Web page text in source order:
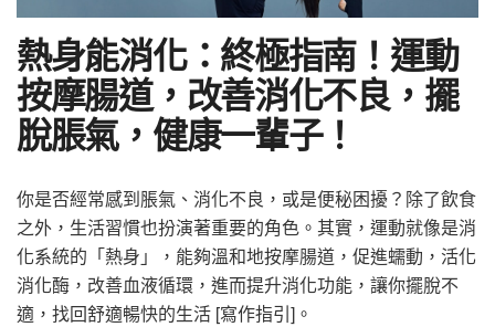
熱身能消化：終極指南！運動
按摩腸道，改善消化不良，擺
脫脹氣，健康一輩子！
你是否經常感到脹氣、消化不良，或是便秘困擾？除了飲食
之外，生活習慣也扮演著重要的角色。其實，運動就像是消
化系統的「熱身」，能夠溫和地按摩腸道，促進蠕動，活化
消化酶，改善血液循環，進而提升消化功能，讓你擺脫不
適，找回舒適暢快的生活 [寫作指引]。